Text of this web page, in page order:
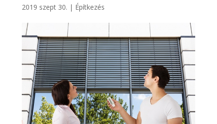
2019 szept 30. | Építkezés